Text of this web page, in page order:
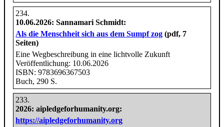
10.06.2026: Sannamari Schmidt:
Als die Menschheit sich aus dem Sumpf zog (pdf, 7
Seiten)
Eine Wegbeschreibung in eine lichtvolle Zukunft
Veröffentlichung: 10.06.2026
ISBN: 9783696367503
Buch, 290 S.
2026: aipledgeforhumanity.org:
https://aipledgeforhumanity.org